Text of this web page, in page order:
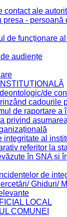
contact ale
presa - persoană
de funcționare
audiențe
de
cadourile
de raportare a
privind
integritate al
referitor la
în SNA și
de
Ghiduri/
LOCAL
COMUNEI